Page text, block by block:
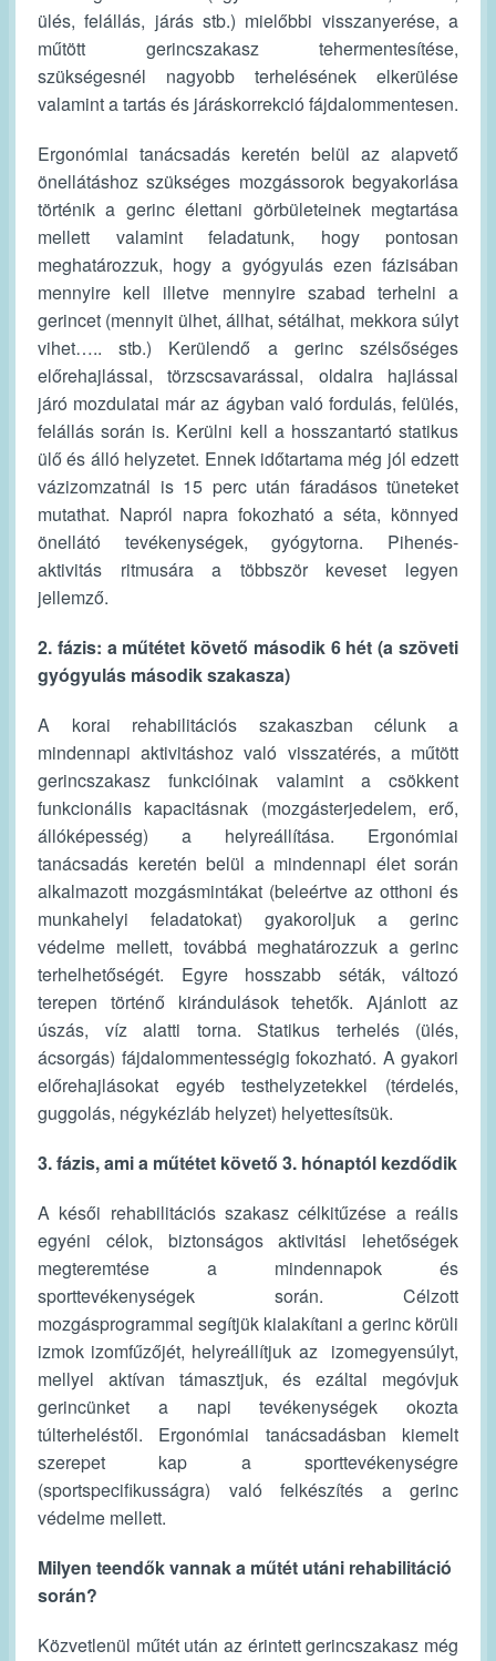
ülés, felállás, járás stb.) mielőbbi visszanyerése, a
műtött gerincszakasz tehermentesítése,
szükségesnél nagyobb terhelésének elkerülése
valamint a tartás és járáskorrekció fájdalommentesen.
Ergonómiai tanácsadás keretén belül az alapvető
önellátáshoz szükséges mozgássorok begyakorlása
történik a gerinc élettani görbületeinek megtartása
mellett valamint feladatunk, hogy pontosan
meghatározzuk, hogy a gyógyulás ezen fázisában
mennyire kell illetve mennyire szabad terhelni a
gerincet (mennyit ülhet, állhat, sétálhat, mekkora súlyt
vihet….. stb.) Kerülendő a gerinc szélsőséges
előrehajlással, törzscsavarással, oldalra hajlással
járó mozdulatai már az ágyban való fordulás, felülés,
felállás során is. Kerülni kell a hosszantartó statikus
ülő és álló helyzetet. Ennek időtartama még jól edzett
vázizomzatnál is 15 perc után fáradásos tüneteket
mutathat. Napról napra fokozható a séta, könnyed
önellátó tevékenységek, gyógytorna. Pihenés-
aktivitás ritmusára a többször keveset legyen
jellemző.
2. fázis: a műtétet követő második 6 hét (a szöveti
gyógyulás második szakasza)
A korai rehabilitációs szakaszban célunk a
mindennapi aktivitáshoz való visszatérés, a műtött
gerincszakasz funkcióinak valamint a csökkent
funkcionális kapacitásnak (mozgásterjedelem, erő,
állóképesség) a helyreállítása. Ergonómiai
tanácsadás keretén belül a mindennapi élet során
alkalmazott mozgásmintákat (beleértve az otthoni és
munkahelyi feladatokat) gyakoroljuk a gerinc
védelme mellett, továbbá meghatározzuk a gerinc
terhelhetőségét. Egyre hosszabb séták, változó
terepen történő kirándulások tehetők. Ajánlott az
úszás, víz alatti torna. Statikus terhelés (ülés,
ácsorgás) fájdalommentességig fokozható. A gyakori
előrehajlásokat egyéb testhelyzetekkel (térdelés,
guggolás, négykézláb helyzet) helyettesítsük.
3. fázis, ami a műtétet követő 3. hónaptól kezdődik
A késői rehabilitációs szakasz célkitűzése a reális
egyéni célok, biztonságos aktivitási lehetőségek
megteremtése a mindennapok és
sporttevékenységek során. Célzott
mozgásprogrammal segítjük kialakítani a gerinc körüli
izmok izomfűzőjét, helyreállítjuk az izomegyensúlyt,
mellyel aktívan támasztjuk, és ezáltal megóvjuk
gerincünket a napi tevékenységek okozta
túlterheléstől. Ergonómiai tanácsadásban kiemelt
szerepet kap a sporttevékenységre
(sportspecifikusságra) való felkészítés a gerinc
védelme mellett.
Milyen teendők vannak a műtét utáni rehabilitáció
során?
Közvetlenül műtét után az érintett gerincszakasz még